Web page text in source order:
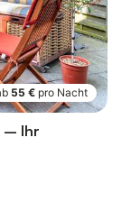
55 € pro Nacht
– Ihr